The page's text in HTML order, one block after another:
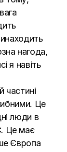
нагода,
я навіть
частині
Це
люди в
Це має
Європа